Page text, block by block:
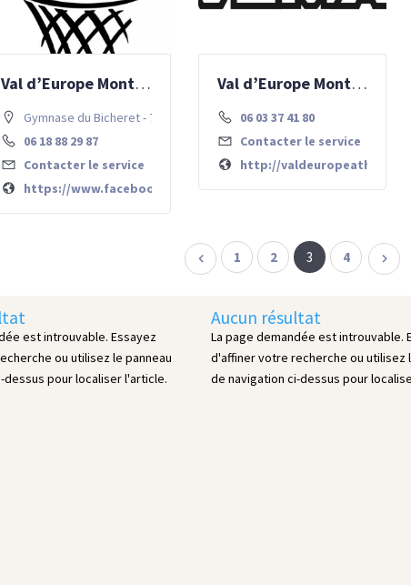
Val d’Europe Montévrain Basket Club
Gymnase du Bicheret - 77700 Chessy
06 18 88 29 87
Contacter le service
https://www.facebook.com/VEMBC/
Val d’Europe Montévrain Athlétisme
06 03 37 41 80
Contacter le service
http://
1 2 3 4
est introuvable. Essayez
ou utilisez le panneau
dessus pour localiser l'article.
Aucun résultat
La page demandée est introuvable.
d'affiner votre recherche ou utilisez
de navigation ci-dessus pour